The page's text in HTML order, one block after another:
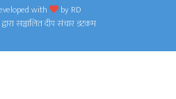
with byRD
सञ्चालित दीप संचार डटकम